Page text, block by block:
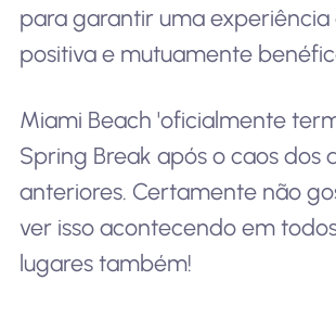
para garantir uma
positiva e mutuamente
Miami Beach 'oficialmente
Spring Break após o caos dos
anteriores. Certamente não
ver isso acontecendo em
lugares também!